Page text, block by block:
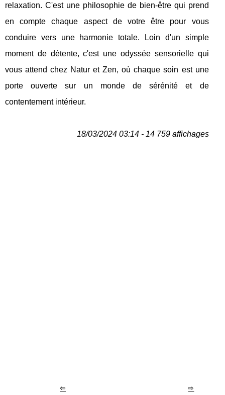
relaxation. C'est une philosophie de bien-être qui prend
en compte chaque aspect de votre être pour vous
conduire vers une harmonie totale. Loin d'un simple
moment de détente, c'est une odyssée sensorielle qui
vous attend chez Natur et Zen, où chaque soin est une
porte ouverte sur un monde de sérénité et de
contentement intérieur.
18/03/2024 03:14 - 14 759 affichages